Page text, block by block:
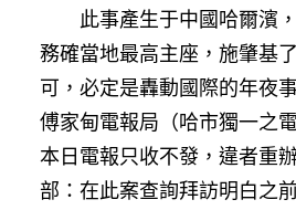
此事產生于中國哈爾濱
務確當地最高主座，施肇基
可，必定是轟動國際的年夜
傅家甸電報局（哈市獨一之
本日電報只收不發，違者重
部：在此案查詢拜訪明白之